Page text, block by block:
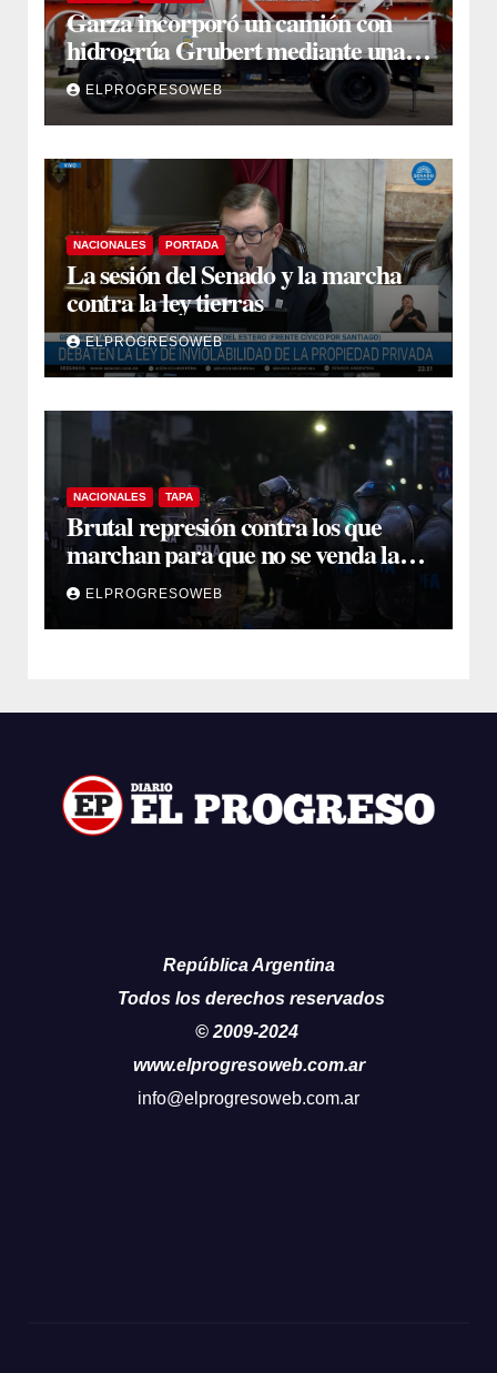
Garza incorporó un camión con
hidrogrúa Grubert mediante una
inversión de $35 millones con fondos
municipales
ELPROGRESOWEB
NACIONALES PORTADA
La sesión del Senado y la marcha
contra la ley tierras
ELPROGRESOWEB
NACIONALES TAPA
Brutal represión contra los que
marchan para que no se venda la
patria
ELPROGRESOWEB
República Argentina
Todos los derechos reservados
© 2009-2024
www.elprogresoweb.com.ar
info@elprogresoweb.com.ar